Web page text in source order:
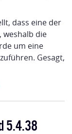
dass eine der
weshalb die
um eine
Gesagt,
5.4.38